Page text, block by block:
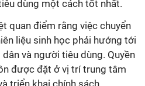
dùng một cách tốt nhất.
quan điểm rằng việc chuyển
liệu sinh học phải hướng tới
và người tiêu dùng. Quyền
được đặt ở vị trí trung tâm
triển khai chính sách.